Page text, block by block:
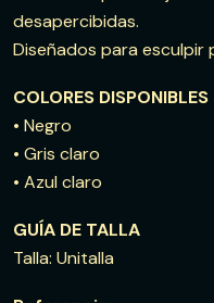
desapercibidas.
Diseñados para esculpir
COLORES DISPONIBLES
• Negro
• Gris claro
• Azul claro
GUÍA DE TALLA
Talla: Unitalla